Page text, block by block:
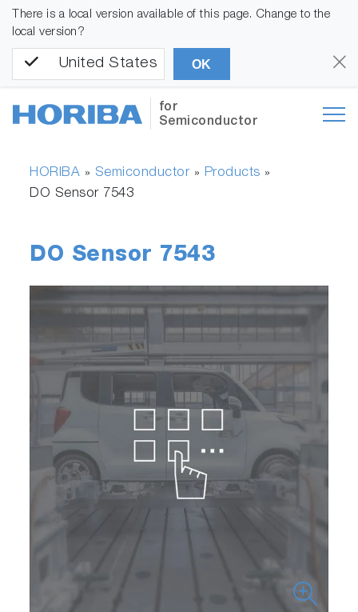
There is a local version available of this page. Change to the
local version?
United States OK
for
Semiconductor
HORIBA » Semiconductor» Products »
DO Sensor 7543
DO Sensor 7543